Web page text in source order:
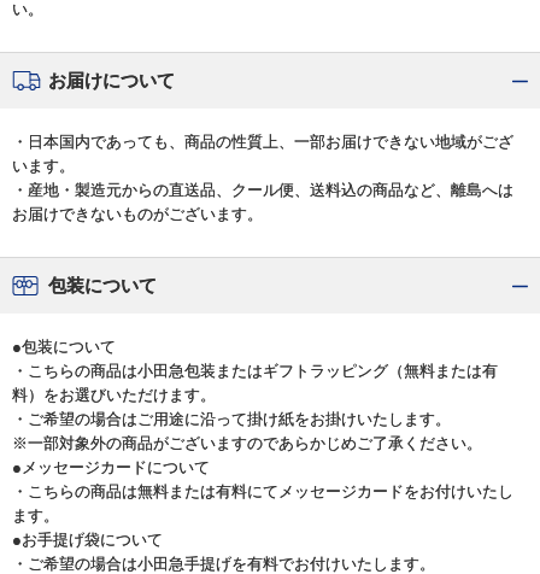
い。
お届けについて
・日本国内であっても、商品の性質上、一部お届けできない地域がござ
います。
・産地・製造元からの直送品、クール便、送料込の商品など、離島へは
お届けできないものがございます。
包装について
●包装について
・こちらの商品は小田急包装またはギフトラッピング（無料または有
料）をお選びいただけます。
・ご希望の場合はご用途に沿って掛け紙をお掛けいたします。
※一部対象外の商品がございますのであらかじめご了承ください。
●メッセージカードについて
・こちらの商品は無料または有料にてメッセージカードをお付けいたし
ます。
●お手提げ袋について
・ご希望の場合は小田急手提げを有料でお付けいたします。